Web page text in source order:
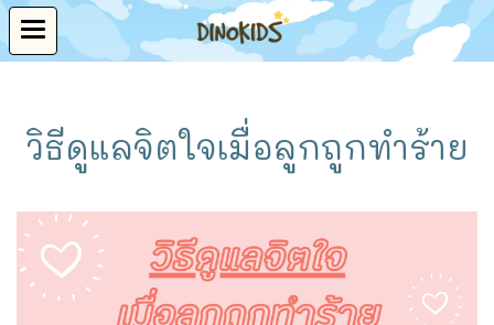
วิธีดูแลจิตใจเมื่อลูกถูกทำร้าย